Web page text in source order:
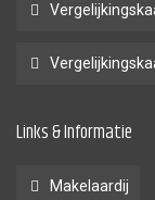
Links & Informatie
Makelaardij